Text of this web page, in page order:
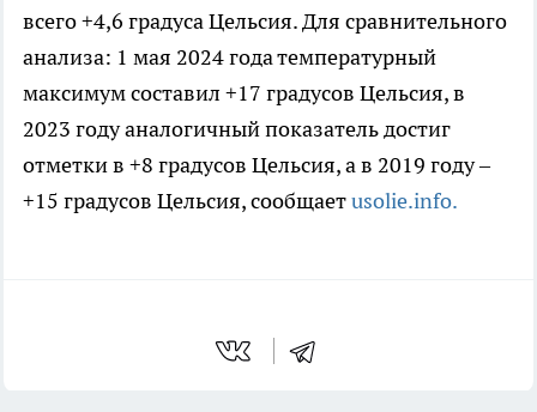
всего +4,6 градуса Цельсия. Для сравнительного
анализа: 1 мая 2024 года температурный
максимум составил +17 градусов Цельсия, в
2023 году аналогичный показатель достиг
отметки в +8 градусов Цельсия, а в 2019 году –
+15 градусов Цельсия, сообщаетusolie.info.